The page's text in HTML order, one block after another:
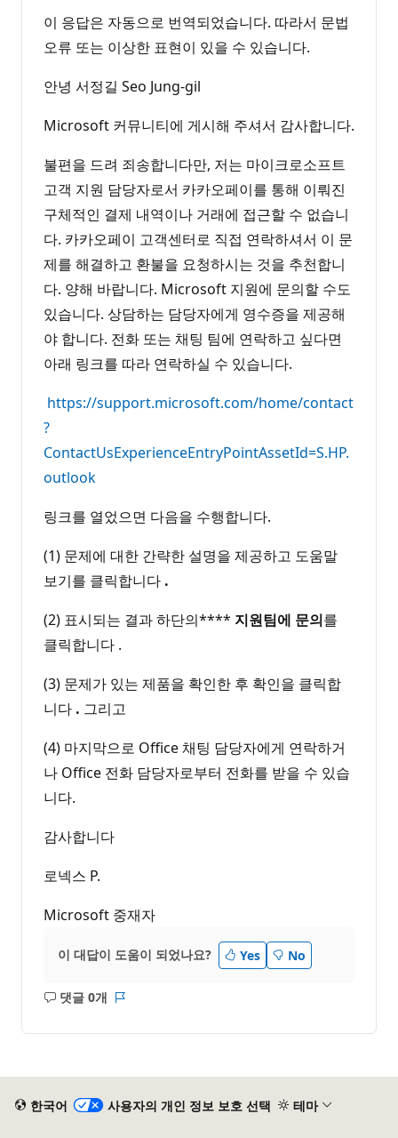
이 응답은 자동으로 번역되었습니다. 따라서 문법
오류 또는 이상한 표현이 있을 수 있습니다.
안녕 서정길 Seo Jung-gil
Microsoft 커뮤니티에 게시해 주셔서 감사합니다.
불편을 드려 죄송합니다만, 저는 마이크로소프트
고객 지원 담당자로서 카카오페이를 통해 이뤄진
구체적인 결제 내역이나 거래에 접근할 수 없습니
다. 카카오페이 고객센터로 직접 연락하셔서 이 문
제를 해결하고 환불을 요청하시는 것을 추천합니
다. 양해 바랍니다. Microsoft 지원에 문의할 수도
있습니다. 상담하는 담당자에게 영수증을 제공해
야 합니다. 전화 또는 채팅 팀에 연락하고 싶다면
아래 링크를 따라 연락하실 수 있습니다.
https://support.microsoft.com/home/contact
?
ContactUsExperienceEntryPointAssetId=S.HP.
outlook
링크를 열었으면 다음을 수행합니다.
(1) 문제에 대한 간략한 설명을 제공하고 도움말
보기를 클릭합니다 .
(2) 표시되는 결과 하단의**** 지원팀에 문의를
클릭합니다 .
(3) 문제가 있는 제품을 확인한 후 확인을 클릭합
니다 . 그리고
(4) 마지막으로 Office 채팅 담당자에게 연락하거
나 Office 전화 담당자로부터 전화를 받을 수 있습
니다.
감사합니다
로넥스 P.
Microsoft 중재자
이 대답이 도움이 되었나요? Yes No
댓글 0개
설
한국어 사용자의 개인 정보 보호 선택 테마